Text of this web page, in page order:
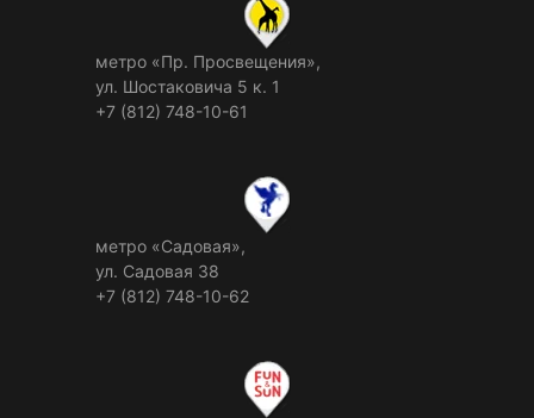
метро «Пр. Просвещения»,
ул. Шостаковича 5 к. 1
+7 (812) 748-10-61
метро «Садовая»,
ул. Садовая 38
+7 (812) 748-10-62